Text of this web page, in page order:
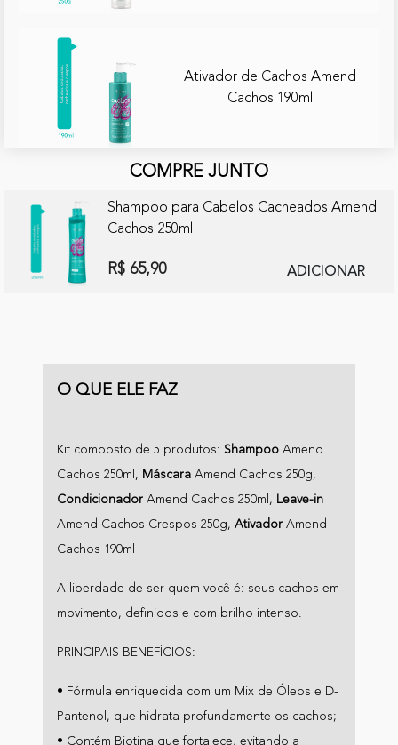
Ativador de Cachos Amend
Cachos 190ml
COMPRE JUNTO
Shampoo para Cabelos Cacheados Amend
Cachos 250ml
R$ 65,90 ADICIONAR
O QUE ELE FAZ
Kit composto de 5 produtos: Shampoo Amend
Cachos 250ml, Máscara Amend Cachos 250g,
Condicionador Amend Cachos 250ml, Leave-in
Amend Cachos Crespos 250g, Ativador Amend
Cachos 190ml
A liberdade de ser quem você é: seus cachos em
movimento, definidos e com brilho intenso.
PRINCIPAIS BENEFÍCIOS:
• Fórmula enriquecida com um Mix de Óleos e D-
Pantenol, que hidrata profundamente os cachos;
• Contém Biotina que fortalece, evitando a